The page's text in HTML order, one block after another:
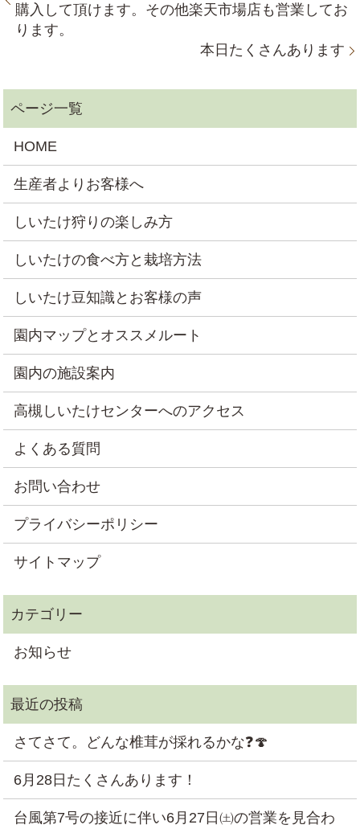
購入して頂けます。その他楽天市場店も営業してお
ります。
本日たくさんあります
HOME
生産者よりお客様へ
しいたけ狩りの楽しみ方
しいたけの食べ方と栽培方法
しいたけ豆知識とお客様の声
園内マップとオススメルート
園内の施設案内
高槻しいたけセンターへのアクセス
よくある質問
お問い合わせ
プライバシーポリシー
サイトマップ
お知らせ
さてさて。どんな椎茸が採れるかな❓🍄
6月28日たくさんあります！
台風第7号の接近に伴い6月27日㈯の営業を見合わ